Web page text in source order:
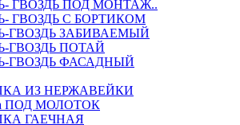
ГВОЗДЬ ПОД МОНТАЖ..
ГВОЗДЬ С БОРТИКОМ
ГВОЗДЬ ЗАБИВАЕМЫЙ
ГВОЗДЬ ПОТАЙ
ГВОЗДЬ ФАСАДНЫЙ
ИЗ НЕРЖАВЕЙКИ
ПОД МОЛОТОК
ГАЕЧНАЯ